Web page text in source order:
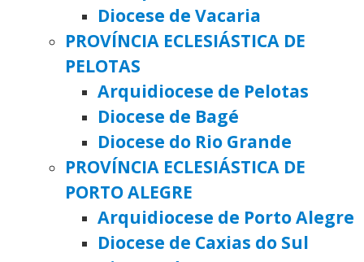
Diocese de Vacaria
PROVÍNCIA ECLESIÁSTICA DE
PELOTAS
Arquidiocese de Pelotas
Diocese de Bagé
Diocese do Rio Grande
PROVÍNCIA ECLESIÁSTICA DE
PORTO ALEGRE
Arquidiocese de Porto Alegre
Diocese de Caxias do Sul